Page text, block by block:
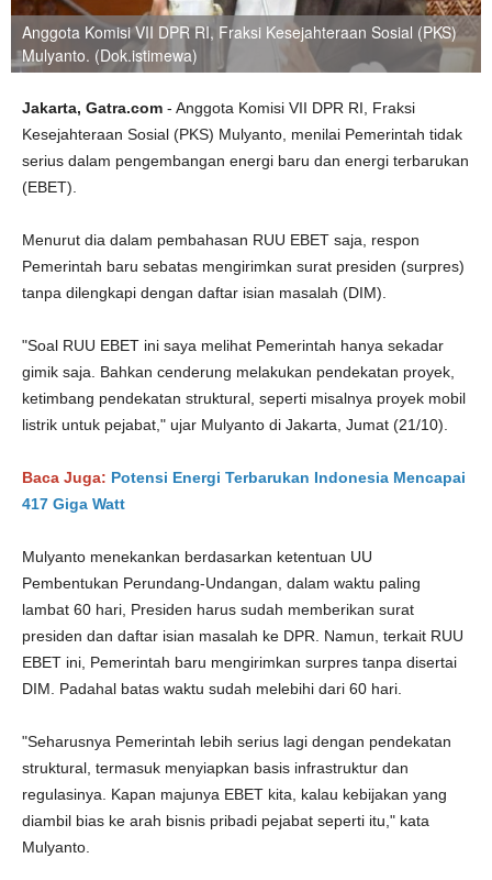
Anggota Komisi VII DPR RI, Fraksi Kesejahteraan Sosial (PKS)
Mulyanto. (Dok.istimewa)
Jakarta, Gatra.com - Anggota Komisi VII DPR RI, Fraksi
Kesejahteraan Sosial (PKS) Mulyanto, menilai Pemerintah tidak
serius dalam pengembangan energi baru dan energi terbarukan
(EBET).
Menurut dia dalam pembahasan RUU EBET saja, respon
Pemerintah baru sebatas mengirimkan surat presiden (surpres)
tanpa dilengkapi dengan daftar isian masalah (DIM).
"Soal RUU EBET ini saya melihat Pemerintah hanya sekadar
gimik saja. Bahkan cenderung melakukan pendekatan proyek,
ketimbang pendekatan struktural, seperti misalnya proyek mobil
listrik untuk pejabat," ujar Mulyanto di Jakarta, Jumat (21/10).
Baca Juga: Potensi Energi Terbarukan Indonesia Mencapai
417 Giga Watt
Mulyanto menekankan berdasarkan ketentuan UU
Pembentukan Perundang-Undangan, dalam waktu paling
lambat 60 hari, Presiden harus sudah memberikan surat
presiden dan daftar isian masalah ke DPR. Namun, terkait RUU
EBET ini, Pemerintah baru mengirimkan surpres tanpa disertai
DIM. Padahal batas waktu sudah melebihi dari 60 hari.
"Seharusnya Pemerintah lebih serius lagi dengan pendekatan
struktural, termasuk menyiapkan basis infrastruktur dan
regulasinya. Kapan majunya EBET kita, kalau kebijakan yang
diambil bias ke arah bisnis pribadi pejabat seperti itu," kata
Mulyanto.